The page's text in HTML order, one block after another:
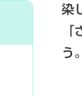
染
う。